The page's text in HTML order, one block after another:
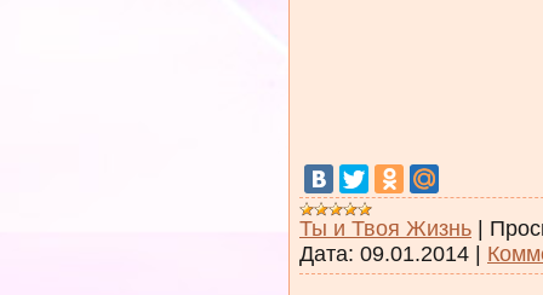
Ты и Твоя Жизнь
Дата: 09.01.2014